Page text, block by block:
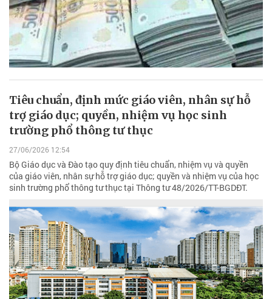
Tiêu chuẩn, định mức giáo viên, nhân sự hỗ
trợ giáo dục; quyền, nhiệm vụ học sinh
trường phổ thông tư thục
27/06/2026 12:54
Bộ Giáo dục và Đào tạo quy định tiêu chuẩn, nhiệm vụ và quyền
của giáo viên, nhân sự hỗ trợ giáo dục; quyền và nhiệm vụ của học
sinh trường phổ thông tư thục tại Thông tư 48/2026/TT-BGDĐT.